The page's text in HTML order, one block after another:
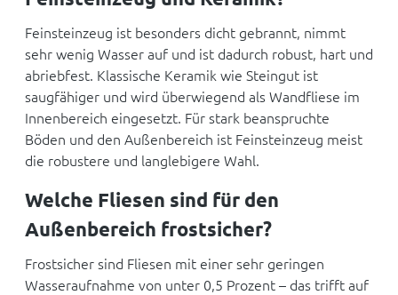
Feinsteinzeug ist besonders dicht gebrannt, nimmt
sehr wenig Wasser auf und ist dadurch robust, hart und
abriebfest. Klassische Keramik wie Steingut ist
saugfähiger und wird überwiegend als Wandfliese im
Innenbereich eingesetzt. Für stark beanspruchte
Böden und den Außenbereich ist Feinsteinzeug meist
die robustere und langlebigere Wahl.
Welche Fliesen sind für den
Außenbereich frostsicher?
Frostsicher sind Fliesen mit einer sehr geringen
Wasseraufnahme von unter 0,5 Prozent – das trifft auf